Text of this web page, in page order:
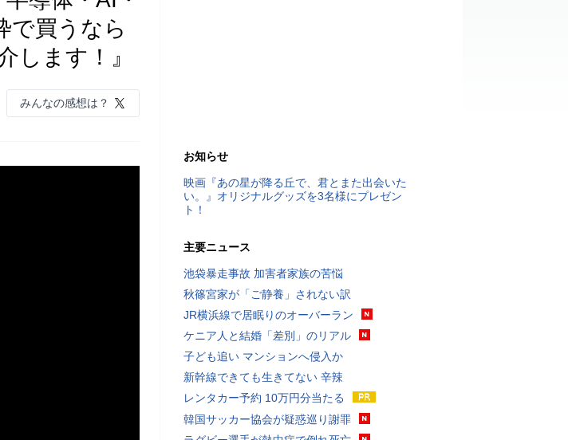
で買うなら
します！』
みんなの感想は？
お知らせ
映画『あの星が降る丘で、君とまた出会いた
い。』オリジナルグッズを3名様にプレゼン
ト！
主要ニュース
池袋暴走事故 加害者家族の苦悩
秋篠宮家が「ご静養」されない訳
JR横浜線で居眠りのオーバーラン
ケニア人と結婚「差別」のリアル
子ども追い マンションへ侵入か
新幹線できても生きてない 辛辣
レンタカー予約 10万円分当たる
韓国サッカー協会が疑惑巡り謝罪